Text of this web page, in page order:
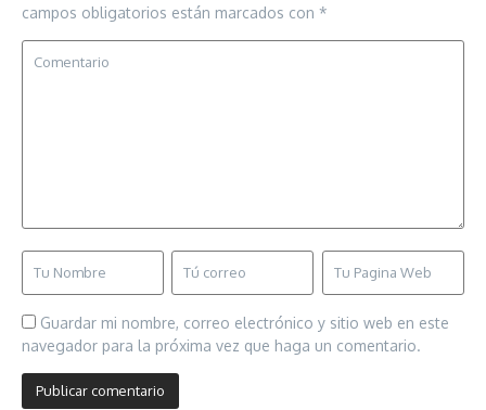
campos obligatorios están marcados con *
Guardar mi nombre, correo electrónico y sitio web en este
navegador para la próxima vez que haga un comentario.